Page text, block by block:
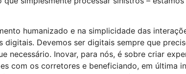
humanizado e na simplicidade das
digitais. Devemos ser digitais sempre que
necessário. Inovar, para nós, é sobre criar
com os corretores e beneficiando, em última